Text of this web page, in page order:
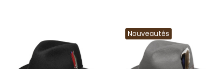
Nouveautés